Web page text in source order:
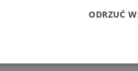
(np. migotanie, linie na monitorze
ODRZUĆ